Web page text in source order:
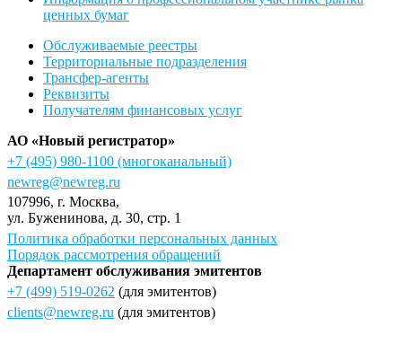
ценных бумаг
Обслуживаемые реестры
Территориальные подразделения
Трансфер-агенты
Реквизиты
Получателям финансовых услуг
АО «Новый регистратор»
+7 (495) 980-1100 (многоканальный)
newreg@newreg.ru
107996, г. Москва,
ул. Буженинова, д. 30, стр. 1
Политика обработки персональных данных
Порядок рассмотрения обращений
Департамент обслуживания эмитентов
+7 (499) 519-0262 (для эмитентов)
clients@newreg.ru (для эмитентов)